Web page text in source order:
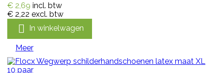
€ 2,69 incl. btw
€ 2,22 excl. btw
 In winkelwagen
Meer